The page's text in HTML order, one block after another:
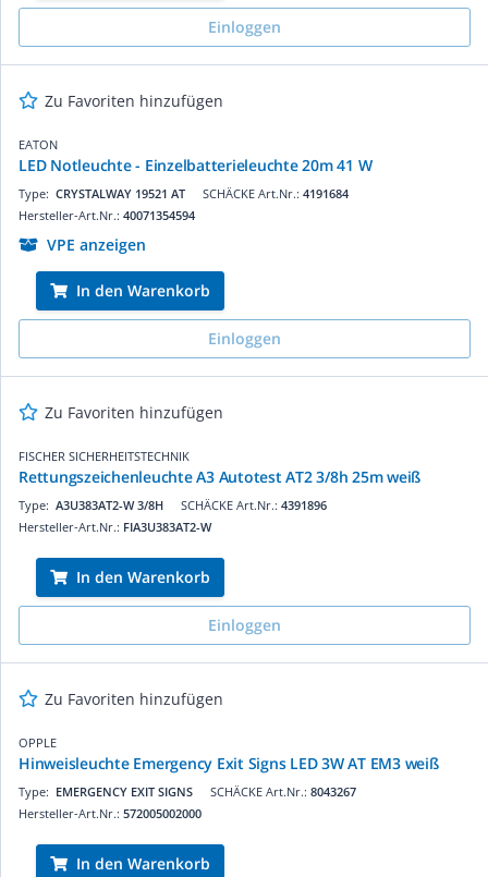
Einloggen
Zu Favoriten hinzufügen
EATON
LED Notleuchte - Einzelbatterieleuchte 20m 41 W
SCHÄCKE Art.Nr.: 4191684
Type: CRYSTALWAY 19521 AT
Hersteller-Art.Nr.: 40071354594
VPE anzeigen
In den Warenkorb
Einloggen
Zu Favoriten hinzufügen
FISCHER SICHERHEITSTECHNIK
Rettungszeichenleuchte A3 Autotest AT2 3/8h 25m weiß
SCHÄCKE Art.Nr.: 4391896
Type: A3U383AT2-W 3/8H
Hersteller-Art.Nr.: FIA3U383AT2-W
In den Warenkorb
Einloggen
Zu Favoriten hinzufügen
OPPLE
Hinweisleuchte Emergency Exit Signs LED 3W AT EM3 weiß
SCHÄCKE Art.Nr.: 8043267
Type: EMERGENCY EXIT SIGNS
Hersteller-Art.Nr.: 572005002000
In den Warenkorb